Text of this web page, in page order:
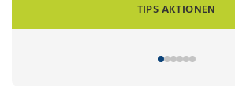
TIPS AKTIONEN